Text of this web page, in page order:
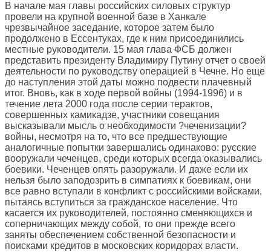
В начале мая главы российских силовых структур
провели на крупной военной базе в Ханкале
чрезвычайное заседание, которое затем было
продолжено в Ессентуках, где к ним присоединились
местные руководители. 15 мая глава ФСБ должен
представить президенту Владимиру Путину отчет о своей
деятельности по руководству операцией в Чечне. Но еще
до наступления этой даты можно подвести плачевный
итог. Вновь, как в ходе первой войны (1994-1996) и в
течение лета 2000 года после серии терактов,
совершенных камикадзе, участники совещания
высказывали мысль о необходимости ?чеченизации?
войны, несмотря на то, что все предшествующие
аналогичные попытки завершались одинаково: русские
вооружали чеченцев, среди которых всегда оказывались
боевики. Чеченцев опять разоружали. И даже если их
нельзя было заподозрить в симпатиях к боевикам, они
все равно вступали в конфликт с российскими войсками,
пытаясь вступиться за гражданское население. Что
касается их руководителей, постоянно сменяющихся и
соперничающих между собой, то они прежде всего
заняты обеспечением собственной безопасности и
поисками кредитов в московских коридорах власти.